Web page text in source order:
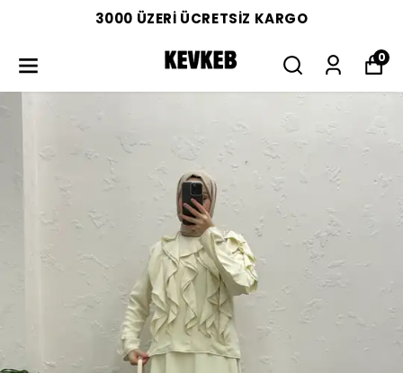
3000 ÜZERİ ÜCRETSİZ KARGO
0